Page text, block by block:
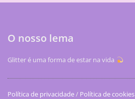
O nosso lema
Glitter é uma forma de estar na vida
Política de privacidade/ Política de cookies